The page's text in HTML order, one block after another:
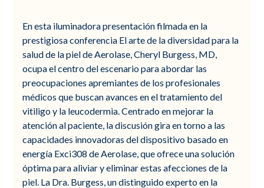
En esta iluminadora presentación filmada en la
prestigiosa conferencia El arte de la diversidad para la
salud de la piel de Aerolase, Cheryl Burgess, MD,
ocupa el centro del escenario para abordar las
preocupaciones apremiantes de los profesionales
médicos que buscan avances en el tratamiento del
vitiligo y la leucodermia. Centrado en mejorar la
atención al paciente, la discusión gira en torno a las
capacidades innovadoras del dispositivo basado en
energía Exci308 de Aerolase, que ofrece una solución
óptima para aliviar y eliminar estas afecciones de la
piel. La Dra. Burgess, un distinguido experto en la